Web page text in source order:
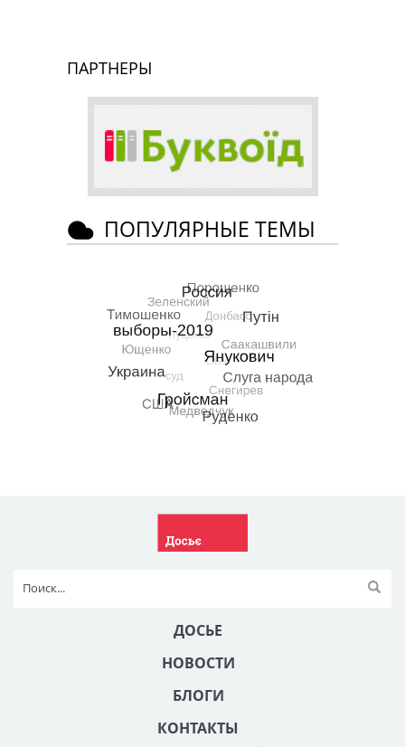
ПАРТНЕРЫ
ПОПУЛЯРНЫЕ ТЕМЫ
ДОСЬЕ
НОВОСТИ
БЛОГИ
КОНТАКТЫ